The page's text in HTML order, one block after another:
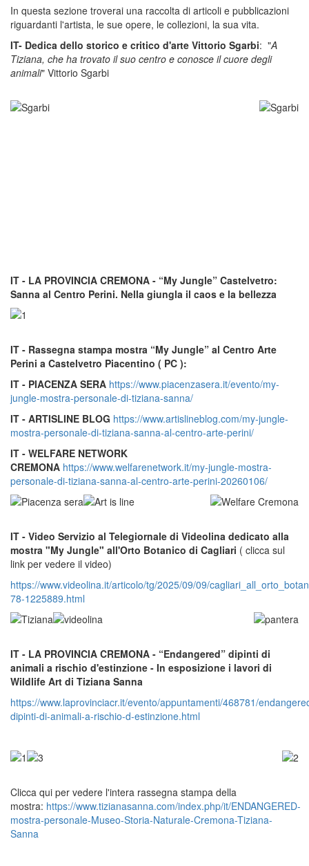
In questa sezione troverai una raccolta di articoli e pubblicazioni
riguardanti l'artista, le sue opere, le collezioni, la sua vita.
IT- Dedica dello storico e critico d'arte Vittorio Sgarbi: "A
Tiziana, che ha trovato il suo centro e conosce il cuore degli
animali" Vittorio Sgarbi
IT - LA PROVINCIA CREMONA - “My Jungle” Castelvetro:
Sanna al Centro Perini. Nella giungla il caos e la bellezza
IT - Rassegna stampa mostra “My Jungle” al Centro Arte
Perini a Castelvetro Piacentino ( PC ):
IT - PIACENZA SERA https://www.piacenzasera.it/evento/my-
jungle-mostra-personale-di-tiziana-sanna/
IT - ARTISLINE BLOG https://www.artislineblog.com/my-jungle-
mostra-personale-di-tiziana-sanna-al-centro-arte-perini/
IT - WELFARE NETWORK
CREMONA https://www.welfarenetwork.it/my-jungle-mostra-
personale-di-tiziana-sanna-al-centro-arte-perini-20260106/
IT - Video Servizio al Telegiornale di Videolina dedicato alla
mostra "My Jungle" all'Orto Botanico di Cagliari ( clicca sul
link per vedere il video)
https://www.videolina.it/articolo/tg/2025/09/09/
78-1225889.html
IT - LA PROVINCIA CREMONA - “Endangered” dipinti di
animali a rischio d'estinzione - In esposizione i lavori di
Wildlife Art di Tiziana Sanna
https://www.laprovinciacr.it/evento/appuntamenti/468781/
dipinti-di-animali-a-rischio-d-estinzione.html
Clicca qui per vedere l'intera rassegna stampa della
mostra: https://www.tizianasanna.com/index.php/it/ENDANGERED-
mostra-personale-Museo-Storia-Naturale-Cremona-Tiziana-
Sanna